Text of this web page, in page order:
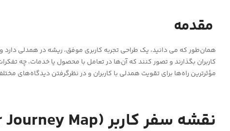
مقدمه
همان‌طور که می دانید، یک طراحی تجربه کاربری موفق، ریشه در همدلی دارد
کاربران بگذارند و تصور کنند که آن‌ها در تعامل با محصول یا خدمات، چه
مؤثرترین راه‌ها برای تقویت همدلی با کاربران و در نظر‌گرفتن دیدگاه‌های
نقشه سفر کاربر(User Journey Map)